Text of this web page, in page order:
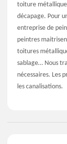
toiture
décapage. Pour
entreprise de
peintres
toitures
sablage… Nous
nécessaires. Les
les canalisations.